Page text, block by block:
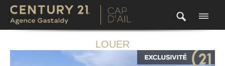
LOUER